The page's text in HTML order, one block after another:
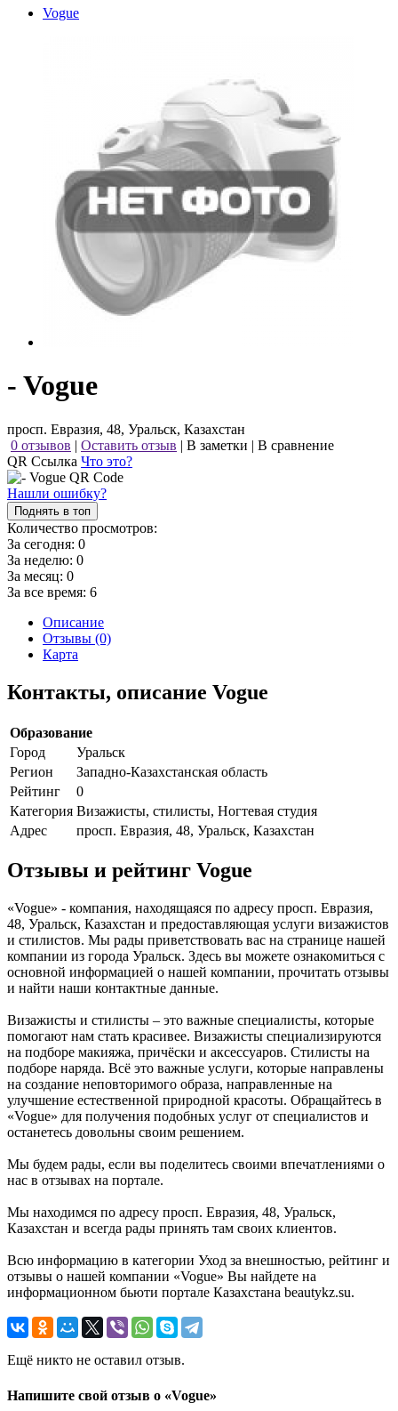
Vogue
- Vogue
просп. Евразия, 48, Уральск, Казахстан
0 отзывов | Оставить отзыв | В заметки | В сравнение
QR Ссылка Что это?
Нашли ошибку?
Поднять в топ
Количество просмотров:
За сегодня: 0
За неделю: 0
За месяц: 0
За все время: 6
Описание
Отзывы (0)
Карта
Контакты, описание Vogue
Образование
Город
Уральск
Регион
Западно-Казахстанская область
Рейтинг
0
Категория Визажисты, стилисты, Ногтевая студия
Адрес
просп. Евразия, 48, Уральск, Казахстан
Отзывы и рейтинг Vogue
«Vogue» - компания, находящаяся по адресу просп. Евразия,
48, Уральск, Казахстан и предоставляющая услуги визажистов
и стилистов. Мы рады приветствовать вас на странице нашей
компании из города Уральск. Здесь вы можете ознакомиться с
основной информацией о нашей компании, прочитать отзывы
и найти наши контактные данные.
Визажисты и стилисты – это важные специалисты, которые
помогают нам стать красивее. Визажисты специализируются
на подборе макияжа, причёски и аксессуаров. Стилисты на
подборе наряда. Всё это важные услуги, которые направлены
на создание неповторимого образа, направленные на
улучшение естественной природной красоты. Обращайтесь в
«Vogue» для получения подобных услуг от специалистов и
останетесь довольны своим решением.
Мы будем рады, если вы поделитесь своими впечатлениями о
нас в отзывах на портале.
Мы находимся по адресу просп. Евразия, 48, Уральск,
Казахстан и всегда рады принять там своих клиентов.
Всю информацию в категории Уход за внешностью, рейтинг и
отзывы о нашей компании «Vogue» Вы найдете на
информационном бьюти портале Казахстана beautykz.su.
Ещё никто не оставил отзыв.
Напишите свой отзыв о «Vogue»